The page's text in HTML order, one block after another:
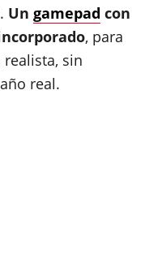
Un gamepad con
, para
sin
real.